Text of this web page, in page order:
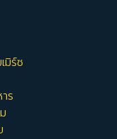
มิร์ซ
ร